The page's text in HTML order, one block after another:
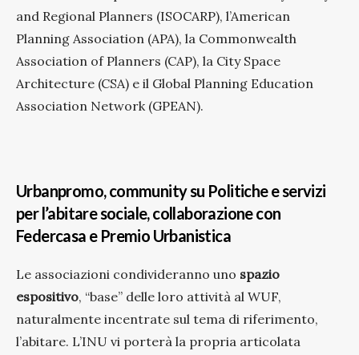
and Regional Planners (ISOCARP), l’American
Planning Association (APA), la Commonwealth
Association of Planners (CAP), la City Space
Architecture (CSA) e il Global Planning Education
Association Network (GPEAN).
Urbanpromo, community su Politiche e servizi
per l’abitare sociale, collaborazione con
Federcasa e Premio Urbanistica
Le associazioni condivideranno uno spazio
espositivo, “base” delle loro attività al WUF,
naturalmente incentrate sul tema di riferimento,
l’abitare. L’INU vi porterà la propria articolata